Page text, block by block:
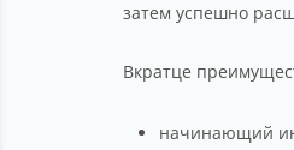
затем успешно
Вкратце
начинающий